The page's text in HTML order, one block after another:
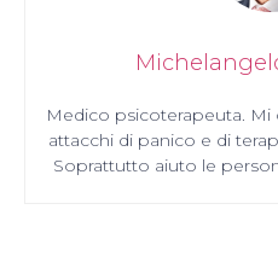
Medico psicoterapeuta.
attacchi di panico e di
Soprattutto aiuto le